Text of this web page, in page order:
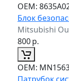
ОЕМ:
Блок
Mitsubishi
800р.
ОЕМ: